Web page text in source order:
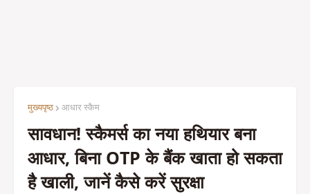
मुख्यपृष्ठ आधार स्कैम
सावधान! स्कैमर्स का नया हथियार बना
आधार, बिना OTP के बैंक खाता हो सकता
है खाली, जानें कैसे करें सुरक्षा